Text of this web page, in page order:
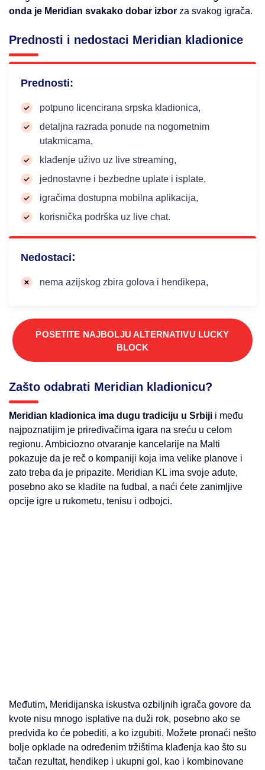
onda je Meridian svakako dobar izbor za svakog igrača.
Prednosti i nedostaci Meridian kladionice
Prednosti:
potpuno licencirana srpska kladionica,
detaljna razrada ponude na nogometnim
utakmicama,
klađenje uživo uz live streaming,
jednostavne i bezbedne uplate i isplate,
igračima dostupna mobilna aplikacija,
korisnička podrška uz live chat.
Nedostaci:
nema azijskog zbira golova i hendikepa,
POSETITE NAJBOLJU ALTERNATIVU LUCKY
BLOCK
Zašto odabrati Meridian kladionicu?
Meridian kladionica ima dugu tradiciju u Srbiji i među
najpoznatijim je priređivačima igara na sreću u celom
regionu. Ambiciozno otvaranje kancelarije na Malti
pokazuje da je reč o kompaniji koja ima velike planove i
zato treba da je pripazite. Meridian KL ima svoje adute,
posebno ako se kladite na fudbal, a naći ćete zanimljive
opcije igre u rukometu, tenisu i odbojci.
Međutim, Meridijanska iskustva ozbiljnih igrača govore da
kvote nisu mnogo isplative na duži rok, posebno ako se
predviđa ko će pobediti, a ko izgubiti. Možete pronaći nešto
bolje opklade na određenim tržištima klađenja kao što su
tačan rezultat, hendikep i ukupni gol, kao i kombinovane